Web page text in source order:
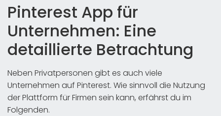
Pinterest App für
Unternehmen: Eine
detaillierte Betrachtung
Neben Privatpersonen gibt es auch viele
Unternehmen auf Pinterest. Wie sinnvoll die Nutzung
der Plattform für Firmen sein kann, erfährst du im
Folgenden.